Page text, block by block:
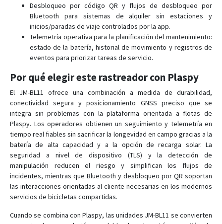
Desbloqueo por código QR y flujos de desbloqueo por
Bluetooth para sistemas de alquiler sin estaciones y
inicios/paradas de viaje controlados por la app.
Telemetría operativa para la planificación del mantenimiento:
estado de la batería, historial de movimiento y registros de
eventos para priorizar tareas de servicio.
Por qué elegir este rastreador con Plaspy
El JM-BL11 ofrece una combinación a medida de durabilidad,
conectividad segura y posicionamiento GNSS preciso que se
integra sin problemas con la plataforma orientada a flotas de
Plaspy. Los operadores obtienen un seguimiento y telemetría en
tiempo real fiables sin sacrificar la longevidad en campo gracias a la
batería de alta capacidad y a la opción de recarga solar. La
seguridad a nivel de dispositivo (TLS) y la detección de
manipulación reducen el riesgo y simplifican los flujos de
incidentes, mientras que Bluetooth y desbloqueo por QR soportan
las interacciones orientadas al cliente necesarias en los modernos
servicios de bicicletas compartidas.
Cuando se combina con Plaspy, las unidades JM-BL11 se convierten